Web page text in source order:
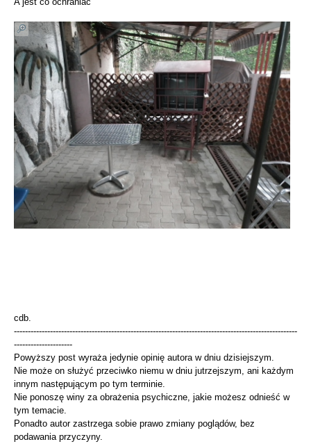
cdb.
------------------------------------------------------------------------------------------------------
---------------------
Powyższy post wyraża jedynie opinię autora w dniu dzisiejszym.
Nie może on służyć przeciwko niemu w dniu jutrzejszym, ani każdym
innym następującym po tym terminie.
Nie ponoszę winy za obrażenia psychiczne, jakie możesz odnieść w
tym temacie.
Ponadto autor zastrzega sobie prawo zmiany poglądów, bez
podawania przyczyny.